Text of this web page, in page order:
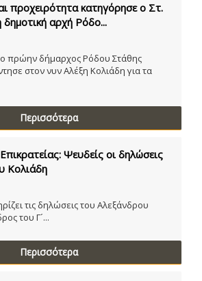
προχειρότητα κατηγόρησε ο Στ.
αρχή Ρόδο...
πρώην δήμαρχος Ρόδου Στάθης
στον νυν Αλέξη Κολιάδη για τα
Περισσότερα
Ψευδείς οι δηλώσεις
Κολιάδη
τις δηλώσεις του Αλεξάνδρου
του Γ´...
Περισσότερα